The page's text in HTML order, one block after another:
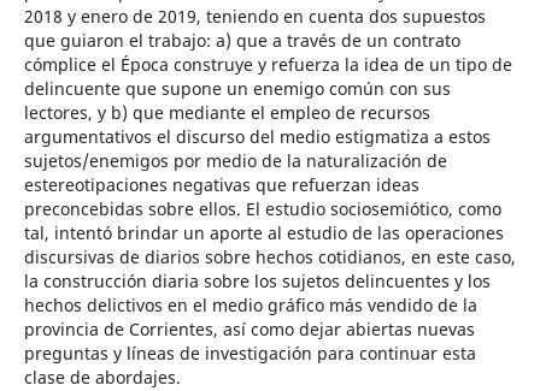
2018 y enero de 2019, teniendo en cuenta dos supuestos
que guiaron el trabajo: a) que a través de un contrato
cómplice el Época construye y refuerza la idea de un tipo de
delincuente que supone un enemigo común con sus
lectores, y b) que mediante el empleo de recursos
argumentativos el discurso del medio estigmatiza a estos
sujetos/enemigos por medio de la naturalización de
estereotipaciones negativas que refuerzan ideas
preconcebidas sobre ellos. El estudio sociosemiótico, como
tal, intentó brindar un aporte al estudio de las operaciones
discursivas de diarios sobre hechos cotidianos, en este caso,
la construcción diaria sobre los sujetos delincuentes y los
hechos delictivos en el medio gráfico más vendido de la
provincia de Corrientes, así como dejar abiertas nuevas
preguntas y líneas de investigación para continuar esta
clase de abordajes.